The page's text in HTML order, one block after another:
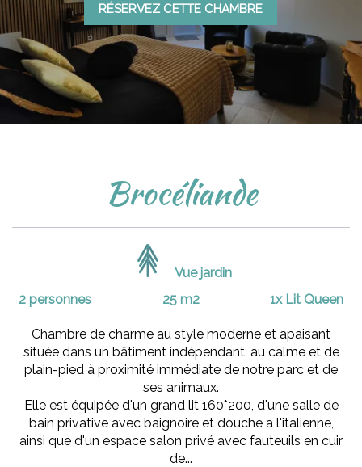
RÉSERVEZ CETTE CHAMBRE
Brocéliande
Vue jardin
2 personnes
25 m2 1x Lit Queen
Chambre de charme au style moderne et apaisant
située dans un bâtiment indépendant, au calme et de
plain-pied à proximité immédiate de notre parc et de
ses animaux.
Elle est équipée d'un grand lit 160*200, d'une salle de
bain privative avec baignoire et douche a l'italienne,
ainsi que d'un espace salon privé avec fauteuils en cuir
de...